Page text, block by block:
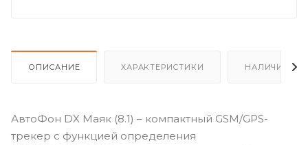
ОПИСАНИЕ ХАРАКТЕРИСТИКИ НАЛИЧИЕ
АвтоФон DX Маяк (8.1) – компактный GSM/GPS-
трекер с функцией определения